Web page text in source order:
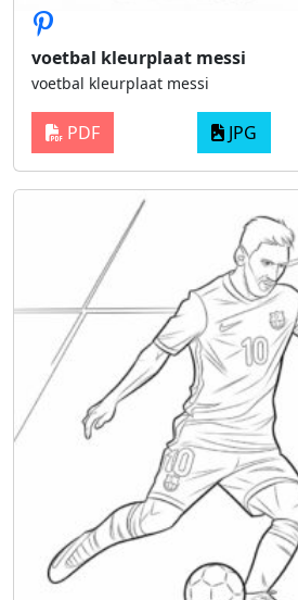
voetbal kleurplaat messi
voetbal kleurplaat messi
PDF JPG